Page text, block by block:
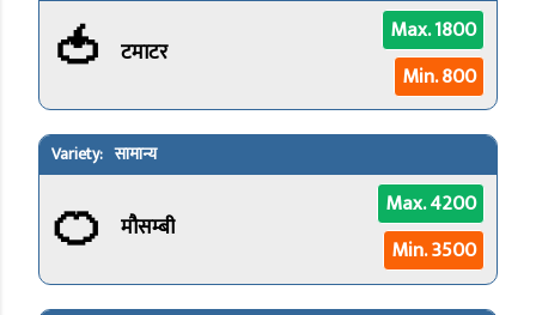
🍅 टमाटर
Max. 1800
Min. 800
सामान्य
🍊 मौसम्बी
Max. 4200
Min. 3500